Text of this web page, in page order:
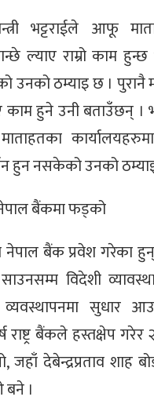
भट्टराईले आफू
ल्याए राम्रो काम
उनको ठम्याइ छ । पुरानै
काम हुने उनी बताउँछन् ।
हुन नसकेको उनको
बैंकमा फड्को
नेपाल बैंक प्रवेश गरेका
विदेशी
सुधार
राष्ट्र बैंकले हस्तक्षेप
जहाँ देबेन्द्रप्रताव शाह
।